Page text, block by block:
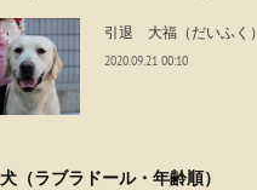
引退 大福（だいふく）
2020.09.21 00:10
（ラブラドール・年齢順）